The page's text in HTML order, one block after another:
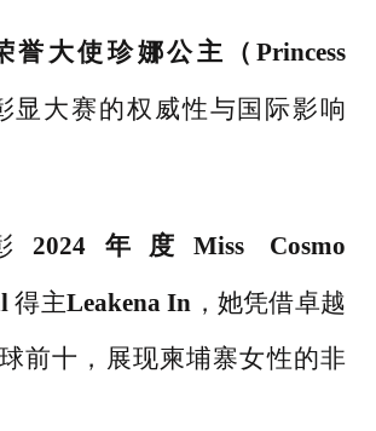
誉大使珍娜公主（Princess
显大赛的权威性与国际影响
2024年度Miss Cosmo
得主Leakena In ，她凭借卓越
前十，展现柬埔寨女性的非